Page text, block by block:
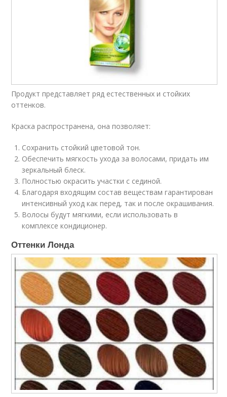
Продукт представляет ряд естественных и стойких
оттенков.
Краска распространена, она позволяет:
Сохранить стойкий цветовой тон.
Обеспечить мягкость ухода за волосами, придать им
зеркальный блеск.
Полностью окрасить участки с сединой.
Благодаря входящим состав веществам гарантирован
интенсивный уход как перед, так и после окрашивания.
Волосы будут мягкими, если использовать в
комплексе кондиционер.
Оттенки Лонда